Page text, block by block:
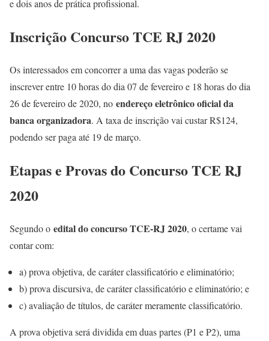
e dois anos de prática profissional.
Inscrição Concurso TCE RJ 2020
Os interessados em concorrer a uma das vagas poderão se
inscrever entre 10 horas do dia 07 de fevereiro e 18 horas do dia
26 de fevereiro de 2020, no endereço eletrônico oficial da
banca organizadora. A taxa de inscrição vai custar R$124,
podendo ser paga até 19 de março.
Etapas e Provas do Concurso TCE RJ
2020
Segundo o edital do concurso TCE-RJ 2020, o certame vai
contar com:
a) prova objetiva, de caráter classificatório e eliminatório;
b) prova discursiva, de caráter classificatório e eliminatório; e
c) avaliação de títulos, de caráter meramente classificatório.
A prova objetiva será dividida em duas partes (P1 e P2), uma